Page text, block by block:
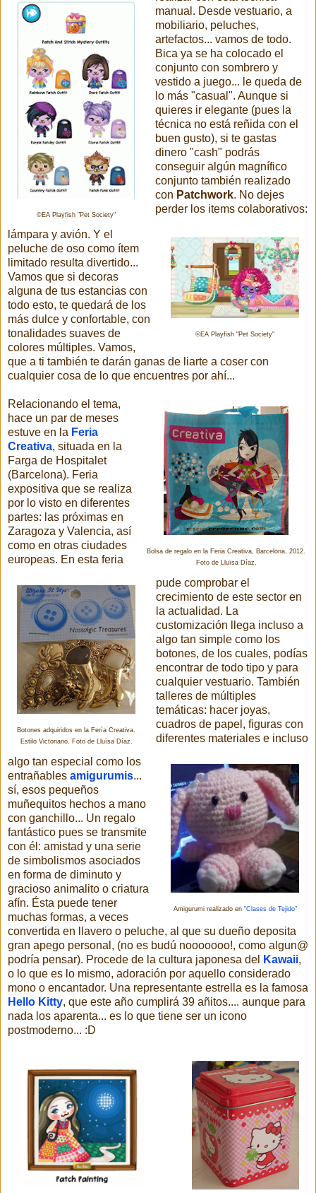
©EA Playfish "Pet Society"
©EA Playfish "Pet Society"
manual. Desde vestuario, a
mobiliario, peluches,
artefactos... vamos de todo.
Bica ya se ha colocado el
conjunto con sombrero y
vestido a juego... le queda de
lo más "casual". Aunque si
quieres ir elegante (pues la
técnica no está reñida con el
buen gusto), si te gastas
dinero "cash" podrás
conseguir algún magnífico
conjunto también realizado
con Patchwork. No dejes
perder los items colaborativos:
lámpara y avión. Y el
peluche de oso como ítem
limitado resulta divertido...
Vamos que si decoras
alguna de tus estancias con
todo esto, te quedará de los
más dulce y confortable, con
tonalidades suaves de
colores múltiples. Vamos,
que a ti también te darán ganas de liarte a coser con
cualquier cosa de lo que encuentres por ahí...
Bolsa de regalo en la Feria Creativa, Barcelona, 2012.
Foto de Lluïsa Díaz.
Botones adquiridos en la Fería Creativa.
Estilo Victoriano. Foto de Lluïsa Díaz.
Amigurumi realizado en "Clases de Tejido"
Relacionando el tema,
hace un par de meses
estuve en la Feria
Creativa, situada en la
Farga de Hospitalet
(Barcelona). Feria
expositiva que se realiza
por lo visto en diferentes
partes: las próximas en
Zaragoza y Valencia, así
como en otras ciudades
europeas. En esta feria
pude comprobar el
crecimiento de este sector en
la actualidad. La
customización llega incluso a
algo tan simple como los
botones, de los cuales, podías
encontrar de todo tipo y para
cualquier vestuario. También
talleres de múltiples
temáticas: hacer joyas,
cuadros de papel, figuras con
diferentes materiales e incluso
algo tan especial como los
entrañables amigurumis...
sí, esos pequeños
muñequitos hechos a mano
con ganchillo... Un regalo
fantástico pues se transmite
con él: amistad y una serie
de simbolismos asociados
en forma de diminuto y
gracioso animalito o criatura
afín. Ésta puede tener
muchas formas, a veces
convertida en llavero o peluche, al que su dueño deposita
gran apego personal, (no es budú nooooooo!, como algun@
podría pensar). Procede de la cultura japonesa del
Kawaii,
o lo que es lo mismo, adoración por aquello considerado
mono o encantador. Una representante estrella es la famosa
Hello Kitty, que este año cumplirá 39 añitos.... aunque para
nada los aparenta... es lo que tiene ser un icono
postmoderno... :D